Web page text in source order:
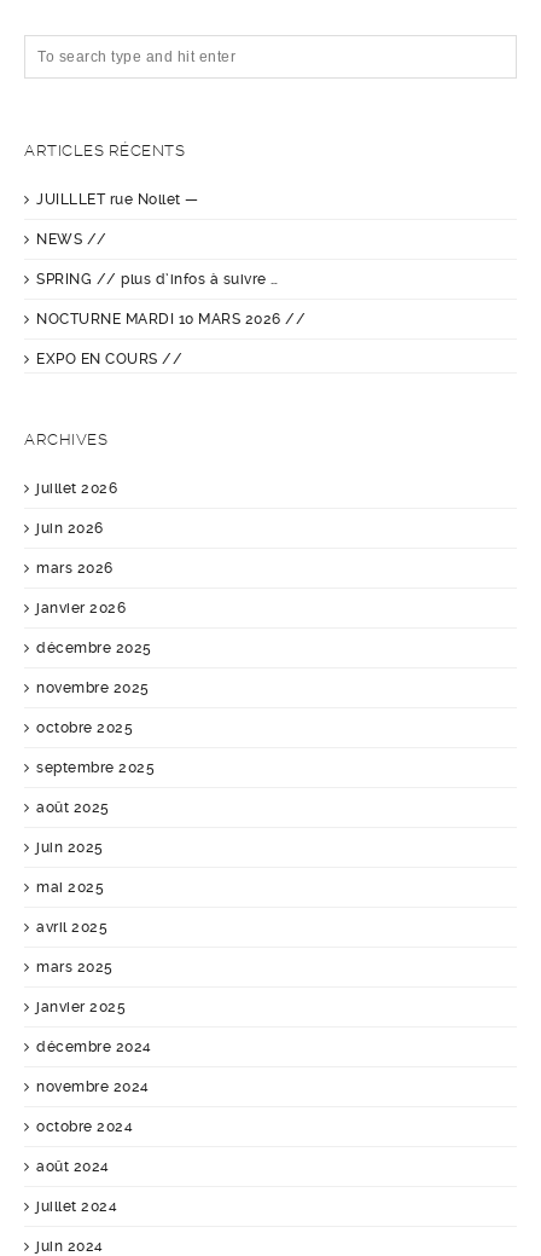
ARTICLES RÉCENTS
JUILLLET rue Nollet —
NEWS //
SPRING // plus d’infos à suivre …
NOCTURNE MARDI 10 MARS 2026 //
EXPO EN COURS //
ARCHIVES
juillet 2026
juin 2026
mars 2026
janvier 2026
décembre 2025
novembre 2025
octobre 2025
septembre 2025
août 2025
juin 2025
mai 2025
avril 2025
mars 2025
janvier 2025
décembre 2024
novembre 2024
octobre 2024
août 2024
juillet 2024
juin 2024